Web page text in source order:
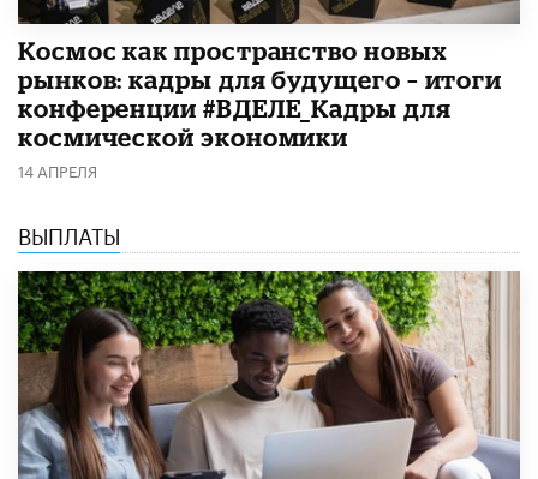
Космос как пространство новых
рынков: кадры для будущего – итоги
конференции #ВДЕЛЕ_Кадры для
космической экономики
14 АПРЕЛЯ
ВЫПЛАТЫ